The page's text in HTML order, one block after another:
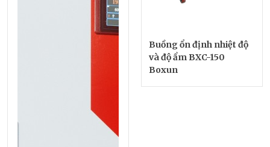
Buồng ổn định nhiệt độ
và độ ẩm BXC-150
Boxun